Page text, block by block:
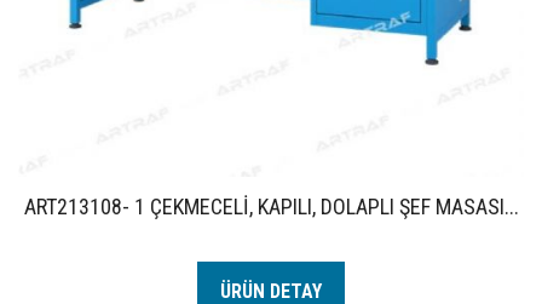
ART213108- 1 ÇEKMECELİ, KAPILI, DOLAPLI ŞEF MASASI...
ÜRÜN DETAY